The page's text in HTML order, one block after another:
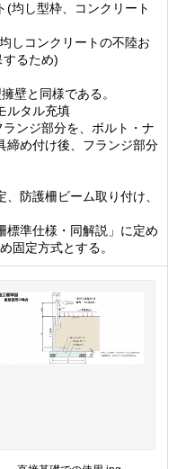
し型枠、コンクリート
しコンクリートの不陸お
るため)
壁と同様である。
ルタル充填
ンジ部分を、ボルト・ナ
締め付け後、フランジ部分
防護柵ビーム取り付け、
準仕様・同解説」に定め
固定方式とする。